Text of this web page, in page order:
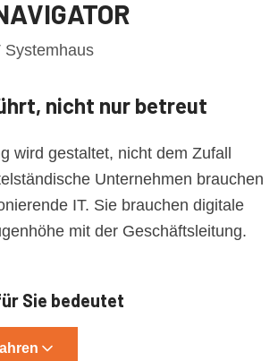
Systemhaus
nicht nur betreut
wird gestaltet, nicht dem Zufall
Unternehmen brauchen
IT. Sie brauchen digitale
mit der Geschäftsleitung.
Sie bedeutet